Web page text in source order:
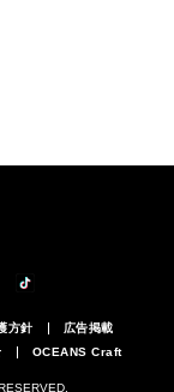
方針
広告掲載
OCEANS Craft